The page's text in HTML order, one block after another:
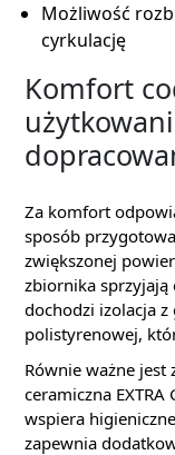
Możliwość
cyrkulację
Komfort
Za komfort
sposób
zwiększonej
zbiornika
dochodzi izolacja
polistyrenowej,
Równie ważne jest
ceramiczna
wspiera
zapewnia